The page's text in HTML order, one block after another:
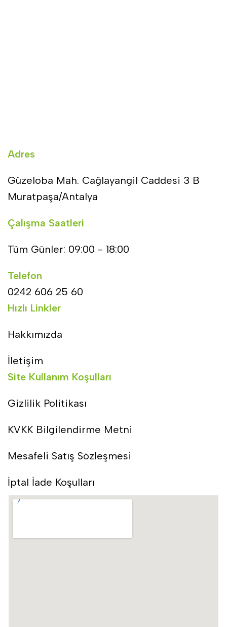
Adres
Güzeloba Mah. Cağlayangil Caddesi 3 B
Muratpaşa/Antalya
Çalışma Saatleri
Tüm Günler: 09:00 - 18:00
Telefon
0242 606 25 60
Hızlı Linkler
Hakkımızda
İletişim
Site Kullanım Koşulları
Gizlilik Politikası
KVKK Bilgilendirme Metni
Mesafeli Satış Sözleşmesi
İptal İade Koşulları